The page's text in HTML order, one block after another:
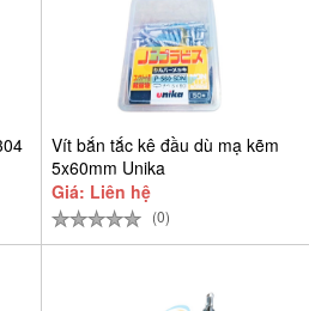
Vít bắn tắc kê đầu dù mạ kẽm
5x60mm Unika
Giá: Liên hệ
(0)